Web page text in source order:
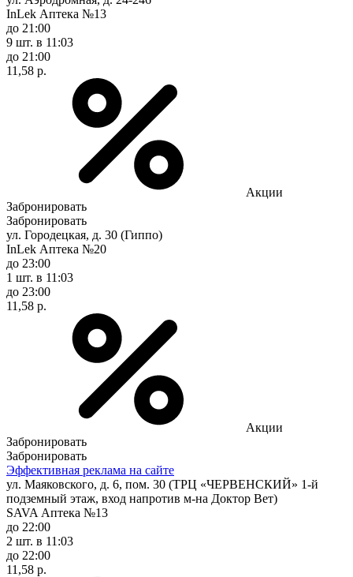
InLek Аптека №13
до 21:00
9 шт. в 11:03
до 21:00
11,58 р.
Акции
Забронировать
Забронировать
ул. Городецкая, д. 30 (Гиппо)
InLek Аптека №20
до 23:00
1 шт. в 11:03
до 23:00
11,58 р.
Акции
Забронировать
Забронировать
Эффективная реклама на сайте
ул. Маяковского, д. 6, пом. 30 (ТРЦ «ЧЕРВЕНСКИЙ» 1-й
подземный этаж, вход напротив м-на Доктор Вет)
SAVA Аптека №13
до 22:00
2 шт. в 11:03
до 22:00
11,58 р.